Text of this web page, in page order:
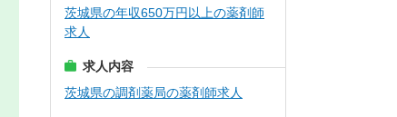
茨城県の年収650万円以上の薬剤師
求人
求人内容
茨城県の調剤薬局の薬剤師求人